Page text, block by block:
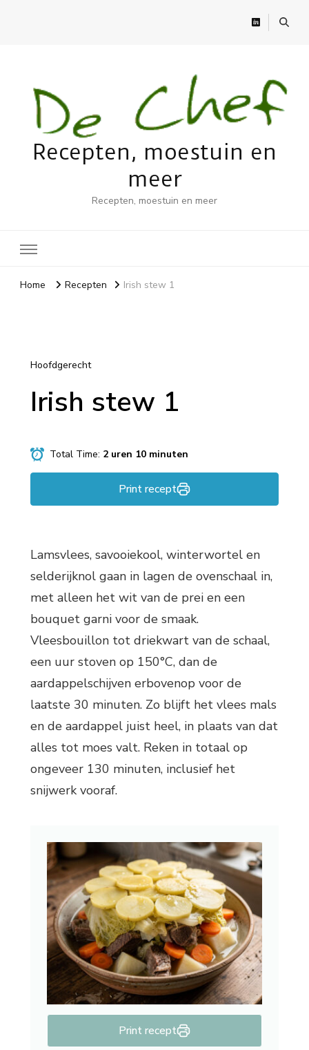
Recepten, moestuin en
meer
Recepten, moestuin en meer
Home Recepten Irish stew 1
Hoofdgerecht
Irish stew 1
Total Time: 2 uren 10 minuten
Print recept
Lamsvlees, savooiekool, winterwortel en
selderijknol gaan in lagen de ovenschaal in,
met alleen het wit van de prei en een
bouquet garni voor de smaak.
Vleesbouillon tot driekwart van de schaal,
een uur stoven op 150°C, dan de
aardappelschijven erbovenop voor de
laatste 30 minuten. Zo blijft het vlees mals
en de aardappel juist heel, in plaats van dat
alles tot moes valt. Reken in totaal op
ongeveer 130 minuten, inclusief het
snijwerk vooraf.
Print recept